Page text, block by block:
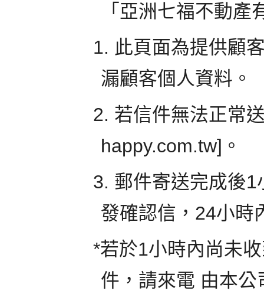
「亞洲七福不動
1. 此頁面為提供顧
漏顧客個人資料。
2. 若信件無法正常
happy.com.tw]。
3. 郵件寄送完成後
發確認信，24小時
*若於1小時內尚未
件，請來電 由本